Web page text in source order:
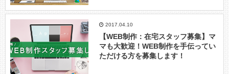
2017.04.10
【WEB制作：在宅スタッフ募集】マ
マも大歓迎！WEB制作を手伝ってい
ただける方を募集します！